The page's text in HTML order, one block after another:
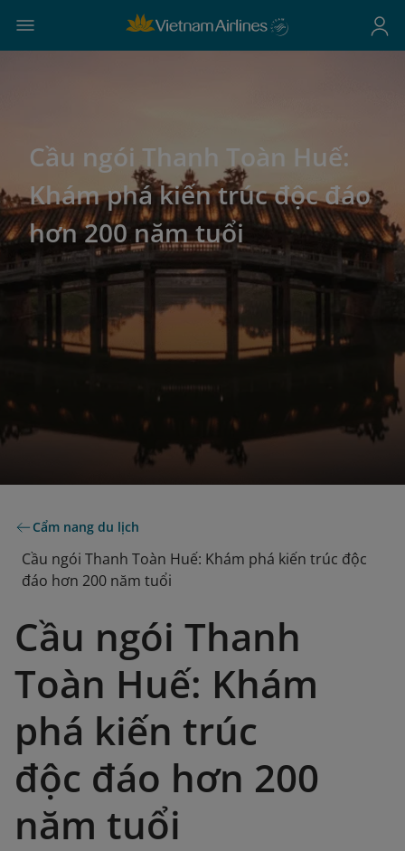
Cầu ngói Thanh Toàn Huế:
Khám phá kiến trúc độc đáo
hơn 200 năm tuổi
Cẩm nang du lịch
Cầu ngói Thanh Toàn Huế: Khám phá kiến trúc độc
đáo hơn 200 năm tuổi
Cầu ngói Thanh
Toàn Huế: Khám
phá kiến trúc
độc đáo hơn 200
năm tuổi